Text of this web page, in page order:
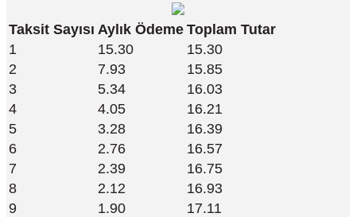
Taksit Sayısı Aylık Ödeme Toplam Tutar
1
15.30
15.30
2
7.93
15.85
3
5.34
16.03
4
4.05
16.21
5
3.28
16.39
6
2.76
16.57
7
2.39
16.75
8
2.12
16.93
9
1.90
17.11